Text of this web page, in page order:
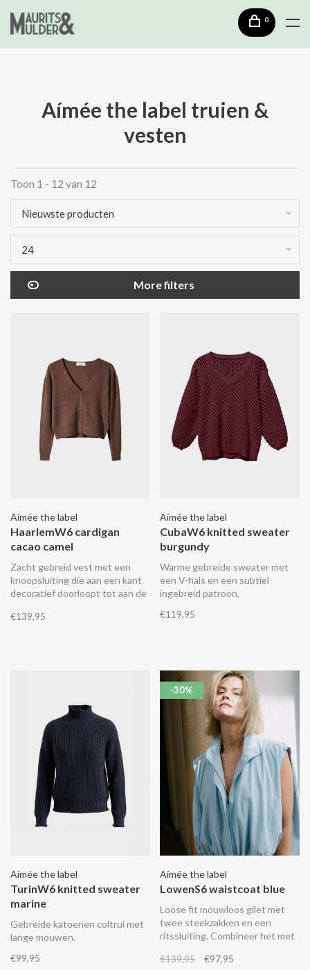
0
Aímée the label truien &
vesten
Toon 1 - 12 van 12
Nieuwste producten
24
More filters
Aímée the label
HaarlemW6 cardigan
cacao camel
Zacht gebreid vest met een
knoopsluiting die aan een kant
decoratief doorloopt tot aan de
€139,95
Aímée the label
CubaW6 knitted sweater
burgundy
Warme gebreide sweater met
een V-hals en een subtiel
ingebreid patroon.
€119,95
Aímée the label
TurinW6 knitted sweater
marine
Gebreide katoenen coltrui met
lange mouwen.
€99,95
-30%
Aímée the label
LowenS6 waistcoat blue
Loose fit mouwloos gilet met
twee steekzakken en een
ritssluiting. Combineer het met
€139,95
€97,95